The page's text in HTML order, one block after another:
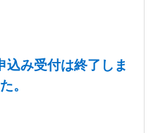
込み受付は終了しま
。